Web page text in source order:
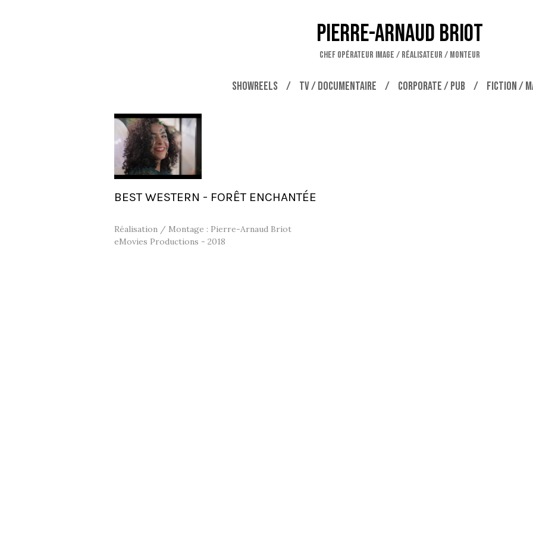
Pierre-Arnaud Briot
CHEF OPÉRATEUR IMAGE / RÉALISATEUR / MONTEUR
SHOWREELS TV / DOCUMENTAIRE CORPORATE / PUB FICTION /
BEST WESTERN - FORÊT ENCHANTÉE
Réalisation / Montage : Pierre-Arnaud Briot
eMovies Productions - 2018